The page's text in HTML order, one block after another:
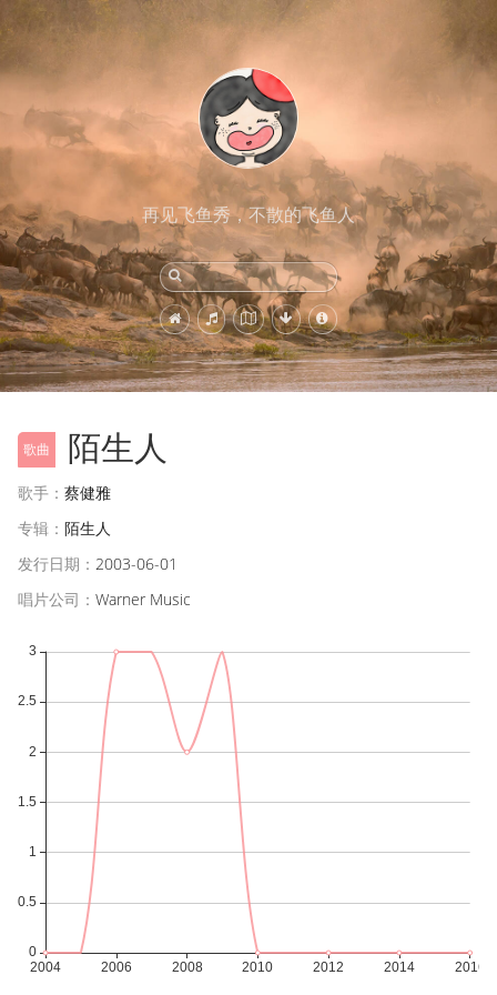
再见飞鱼秀，不散的飞鱼人
歌曲 陌生人
歌手： 蔡健雅
专辑： 陌生人
发行日期： 2003-06-01
唱片公司： Warner Music